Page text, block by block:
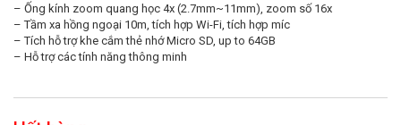
– Ống kính zoom quang học 4x (2.7mm~11mm), zoom số 16x
– Tầm xa hồng ngoại 10m, tích hợp Wi-Fi, tích hợp míc
– Tích hỗ trợ khe cắm thẻ nhớ Micro SD, up to 64GB
– Hỗ trợ các tính năng thông minh